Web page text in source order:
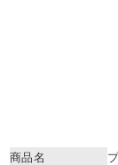
商品名